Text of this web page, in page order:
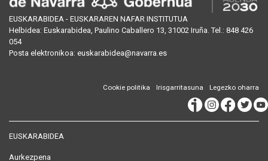
EUSKARABIDEA - EUSKARAREN NAFAR INSTITUTUA
Helbidea: Euskarabidea, Paulino Caballero 13, 31002 Iruña. Tel.: 848 426
054
Posta elektronikoa: euskarabidea@navarra.es
Legezko oharra
Irisgarritasuna
Cookie politika
EUSKARABIDEA
Aurkezpena